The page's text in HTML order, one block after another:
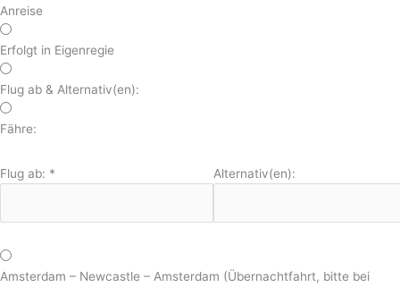
Anreise
Erfolgt in Eigenregie
Flug ab & Alternativ(en):
Fähre:
Flug ab: * Alternativ(en):
Amsterdam – Newcastle – Amsterdam (Übernachtfahrt, bitte bei